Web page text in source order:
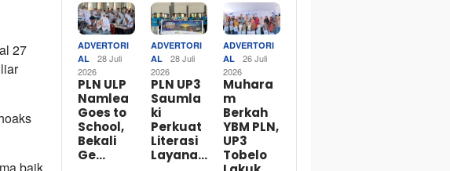
27
baik.
ADVERTORI
AL
28 Juli
2026
PLN ULP
Namlea
Goes to
School,
Bekali
Ge…
ADVERTORI
AL
28 Juli
2026
PLN UP3
Saumla
ki
Perkuat
Literasi
Layana…
ADVERTORI
AL
26 Juli
2026
Muhara
m
Berkah
YBM PLN,
UP3
Tobelo